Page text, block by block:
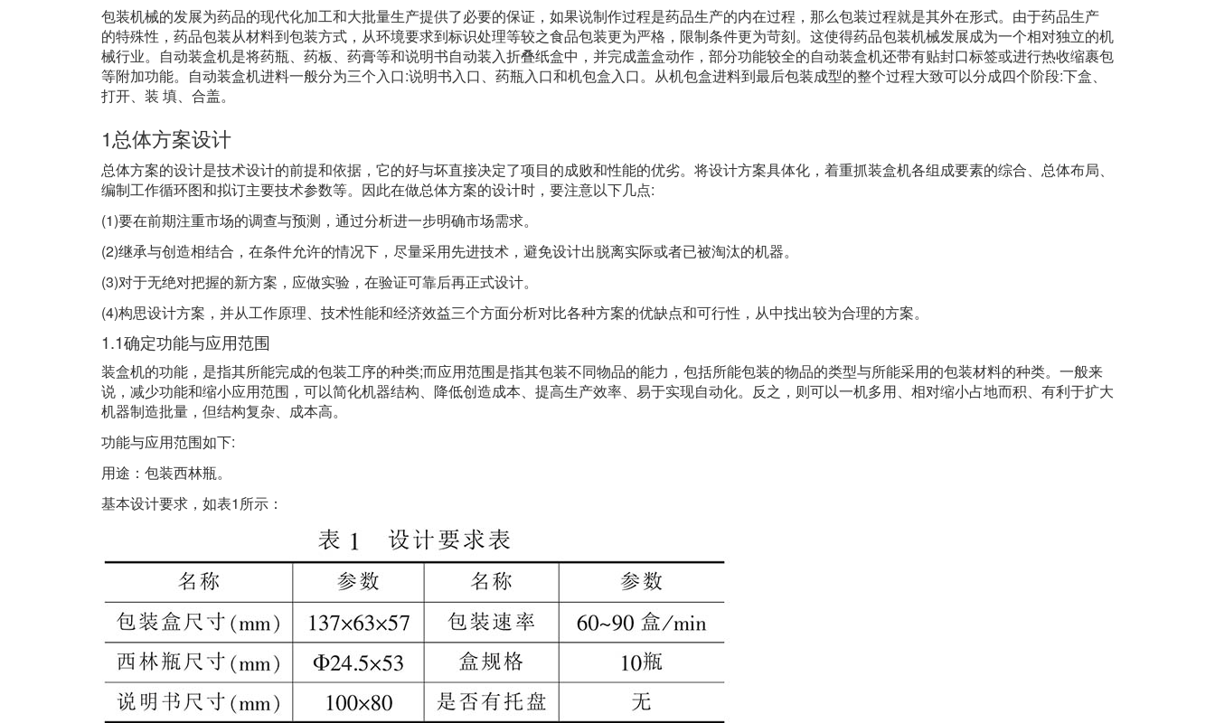
包装机械的发展为药品的现代化加工和大批量生产提供了必要的保证，如果说制作过程是药品生产的内在过程，那么包装过程就是其外在形式。由于药品生产
的特殊性，药品包装从材料到包装方式，从环境要求到标识处理等较之食品包装更为严格，限制条件更为苛刻。这使得药品包装机械发展成为一个相对独立的机
械行业。自动装盒机是将药瓶、药板、药膏等和说明书自动装入折叠纸盒中，并完成盖盒动作，部分功能较全的自动装盒机还带有贴封口标签或进行热收缩裹包
等附加功能。自动装盒机进料一般分为三个入口:说明书入口、药瓶入口和机包盒入口。从机包盒进料到最后包装成型的整个过程大致可以分成四个阶段:下盒、
打开、装 填、合盖。
1总体方案设计
总体方案的设计是技术设计的前提和依据，它的好与坏直接决定了项目的成败和性能的优劣。将设计方案具体化，着重抓装盒机各组成要素的综合、总体布局、
编制工作循环图和拟订主要技术参数等。因此在做总体方案的设计时，要注意以下几点:
(1)要在前期注重市场的调查与预测，通过分析进一步明确市场需求。
(2)继承与创造相结合，在条件允许的情况下，尽量采用先进技术，避免设计出脱离实际或者已被淘汰的机器。
(3)对于无绝对把握的新方案，应做实验，在验证可靠后再正式设计。
(4)构思设计方案，并从工作原理、技术性能和经济效益三个方面分析对比各种方案的优缺点和可行性，从中找出较为合理的方案。
1.1确定功能与应用范围
装盒机的功能，是指其所能完成的包装工序的种类;而应用范围是指其包装不同物品的能力，包括所能包装的物品的类型与所能采用的包装材料的种类。一般来
说，减少功能和缩小应用范围，可以简化机器结构、降低创造成本、提高生产效率、易于实现自动化。反之，则可以一机多用、相对缩小占地而积、有利于扩大
机器制造批量，但结构复杂、成本高。
功能与应用范围如下:
用途：包装西林瓶。
基本设计要求，如表1所示：